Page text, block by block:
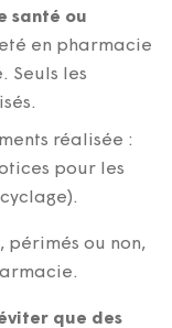
santé ou
en pharmacie
Seuls les
réalisée :
pour les
périmés ou non,
que des